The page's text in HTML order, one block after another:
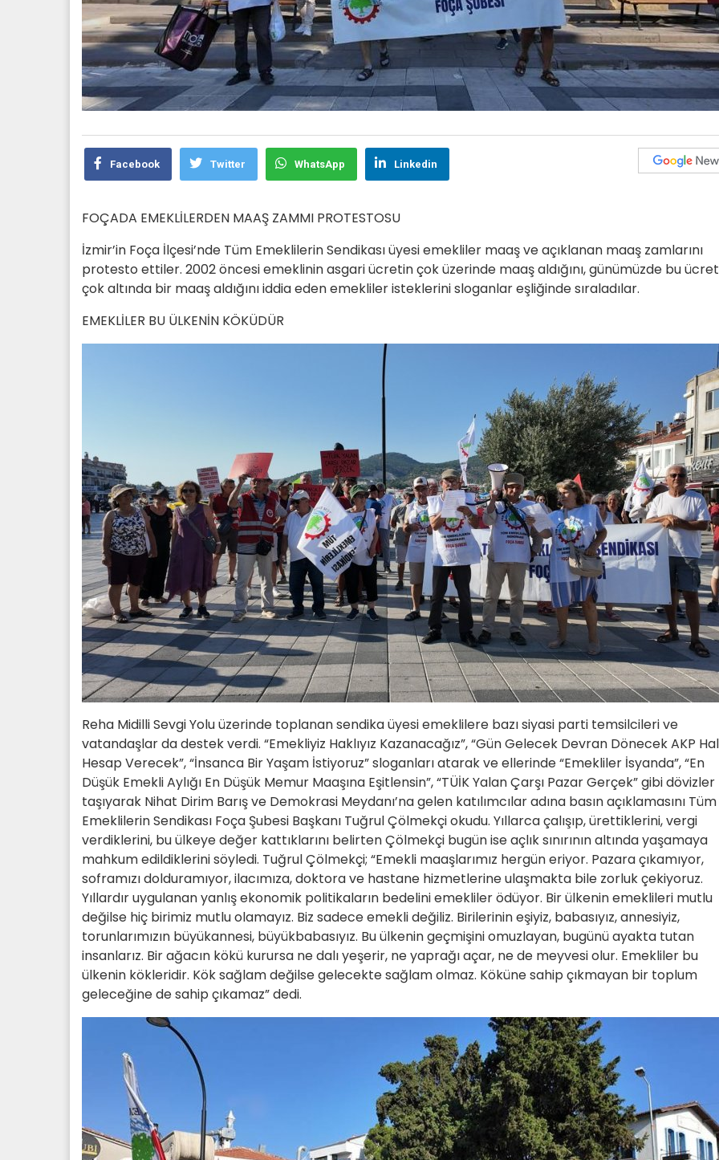
Facebook Twitter WhatsApp Linkedin
FOÇADA EMEKLİLERDEN MAAŞ ZAMMI PROTESTOSU
İzmir’in Foça İlçesi’nde Tüm Emeklilerin Sendikası üyesi emekliler maaş ve açıklanan maaş zamlarını
protesto ettiler. 2002 öncesi emeklinin asgari ücretin çok üzerinde maaş aldığını, günümüzde bu
çok altında bir maaş aldığını iddia eden emekliler isteklerini sloganlar eşliğinde sıraladılar.
EMEKLİLER BU ÜLKENİN KÖKÜDÜR
Reha Midilli Sevgi Yolu üzerinde toplanan sendika üyesi emeklilere bazı siyasi parti temsilcileri ve
vatandaşlar da destek verdi. “Emekliyiz Haklıyız Kazanacağız”, “Gün Gelecek Devran Dönecek AKP
Hesap Verecek”, “İnsanca Bir Yaşam İstiyoruz” sloganları atarak ve ellerinde “Emekliler İsyanda”, “En
Düşük Emekli Aylığı En Düşük Memur Maaşına Eşitlensin”, “TÜİK Yalan Çarşı Pazar Gerçek” gibi dövizler
taşıyarak Nihat Dirim Barış ve Demokrasi Meydanı’na gelen katılımcılar adına basın açıklamasını Tüm
Emeklilerin Sendikası Foça Şubesi Başkanı Tuğrul Çölmekçi okudu. Yıllarca çalışıp, ürettiklerini, vergi
verdiklerini, bu ülkeye değer kattıklarını belirten Çölmekçi bugün ise açlık sınırının altında yaşamaya
mahkum edildiklerini söyledi. Tuğrul Çölmekçi; “Emekli maaşlarımız hergün eriyor. Pazara çıkamıyor,
soframızı dolduramıyor, ilacımıza, doktora ve hastane hizmetlerine ulaşmakta bile zorluk çekiyoruz.
Yıllardır uygulanan yanlış ekonomik politikaların bedelini emekliler ödüyor. Bir ülkenin emeklileri mutlu
değilse hiç birimiz mutlu olamayız. Biz sadece emekli değiliz. Birilerinin eşiyiz, babasıyız, annesiyiz,
torunlarımızın büyükannesi, büyükbabasıyız. Bu ülkenin geçmişini omuzlayan, bugünü ayakta tutan
insanlarız. Bir ağacın kökü kurursa ne dalı yeşerir, ne yaprağı açar, ne de meyvesi olur. Emekliler bu
ülkenin kökleridir. Kök sağlam değilse gelecekte sağlam olmaz. Köküne sahip çıkmayan bir toplum
geleceğine de sahip çıkamaz” dedi.